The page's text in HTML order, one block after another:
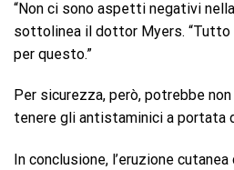
“Non ci sono aspetti negativi
sottolinea il dottor Myers.
per questo.”
Per sicurezza, però, potrebbe
tenere gli antistaminici a portata
In conclusione, l’eruzione